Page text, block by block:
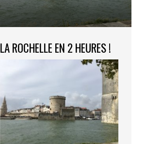
LA ROCHELLE EN 2 HEURES !